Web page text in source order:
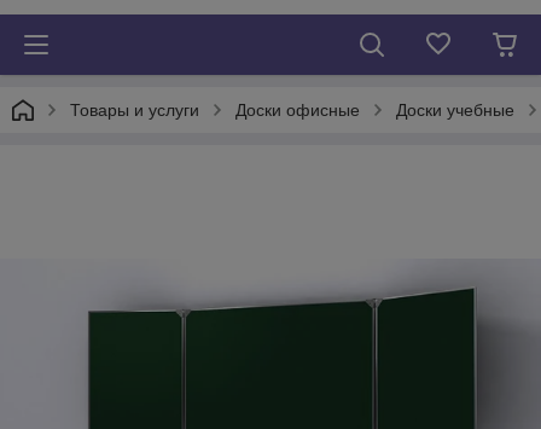
Товары и услуги Доски офисные Доски учебные